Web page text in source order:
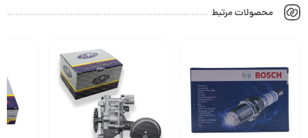
محصولات مرتبط